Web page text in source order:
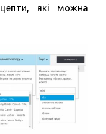
які можна